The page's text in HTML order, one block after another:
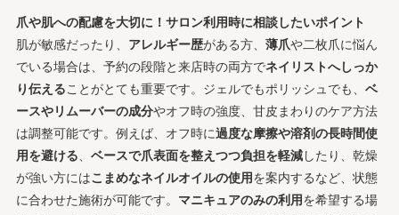
爪や肌への配慮を大切に！サロン利用時に相談したいポイント
肌が敏感だったり、 アレルギー歴がある方、 薄爪や二枚爪に悩ん
でいる場合は、予約の段階と来店時の両方でネイリストへしっか
り伝えることがとても重要です。ジェルでもポリッシュでも、 ベ
ースやリムーバーの成分やオフ時の強度、甘皮まわりのケア方法
は調整可能です。例えば、オフ時に過度な摩擦や溶剤の長時間使
用を避ける、 ベースで爪表面を整えつつ負担を軽減したり、乾燥
が強い方にはこまめなネイルオイルの使用 を案内するなど、状態
に合わせた施術が可能です。 マニキュアのみの利用 を希望する場